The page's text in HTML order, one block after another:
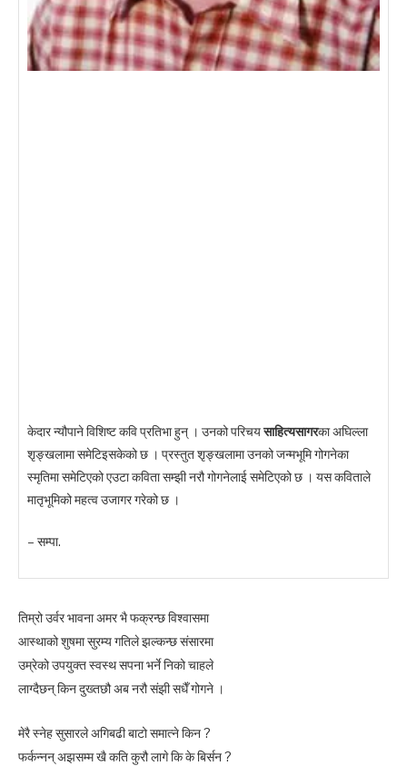
केदार न्यौपाने विशिष्ट कवि प्रतिभा हुन् । उनको परिचयसाहित्यसागरका अघिल्ला
शृङ्खलामा समेटिइसकेको छ । प्रस्तुत शृङ्खलामा उनको जन्मभूमि गोगनेका
स्मृतिमा समेटिएको एउटा कविता सम्झी नरौ गोगनेलाई समेटिएको छ । यस कविताले
मातृभूमिको महत्व उजागर गरेको छ ।
– सम्पा.
तिम्रो उर्वर भावना अमर भै फक्रन्छ विश्वासमा
आस्थाको शुषमा सुरम्य गतिले झल्कन्छ संसारमा
उम्रेको उपयुक्त स्वस्थ सपना भर्ने निको चाहले
लाग्दैछन् किन दुख्तछौ अब नरौ संझी सधैँ गोगने ।
मेरै स्नेह सुसारले अगिबढी बाटो समात्ने किन ?
फर्कन्नन् अझसम्म खै कति कुरौ लागे कि के बिर्सन ?